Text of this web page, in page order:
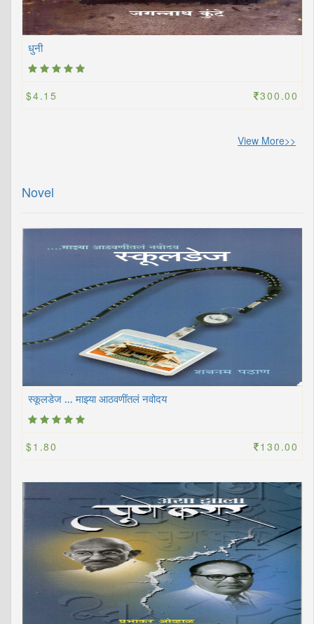
धुनी
$4.15 300.00
View More>>
Novel
स्कूलडेज ... माझ्या आठवणींतलं नवोदय
$1.80 130.00